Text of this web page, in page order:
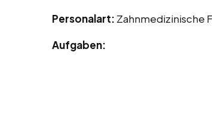
Personalart: Zahnmedizinische
Aufgaben: